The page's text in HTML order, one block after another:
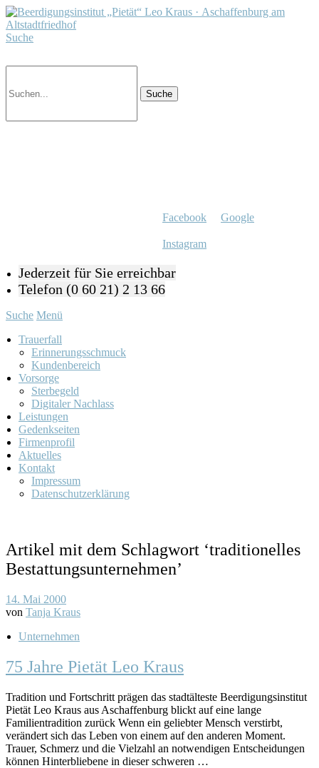
Suche
Facebook Google
Instagram
Jederzeit für Sie erreichbar
Telefon (0 60 21) 2 13 66
Suche Menü
Trauerfall
Erinnerungsschmuck
Kundenbereich
Vorsorge
Sterbegeld
Digitaler Nachlass
Leistungen
Gedenkseiten
Firmenprofil
Aktuelles
Kontakt
Impressum
Datenschutzerklärung
Artikel mit dem Schlagwort ‘traditionelles
Bestattungsunternehmen’
14. Mai 2000
von Tanja Kraus
Unternehmen
75 Jahre Pietät Leo Kraus
Tradition und Fortschritt prägen das stadtälteste Beerdigungsinstitut
Pietät Leo Kraus aus Aschaffenburg blickt auf eine lange
Familientradition zurück Wenn ein geliebter Mensch verstirbt,
verändert sich das Leben von einem auf den anderen Moment.
Trauer, Schmerz und die Vielzahl an notwendigen Entscheidungen
können Hinterbliebene in dieser schweren …